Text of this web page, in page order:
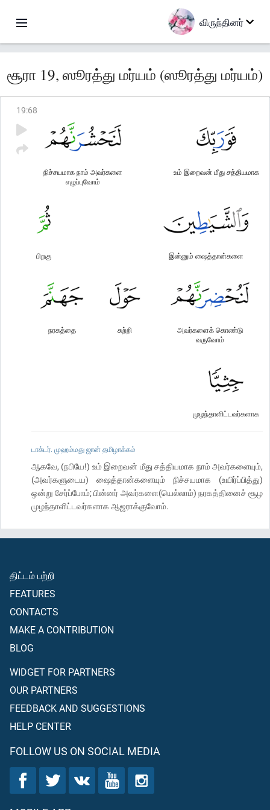
விருந்தினர்
சூரா 19, ஸூரத்து மர்யம் (ஸூரத்து மர்யம்)
19:68
உம் இறைவன் மீது சத்தியமாக
நிச்சயமாக நாம் அவர்களை
எழுப்புவோம்
இன்னும் ஷைத்தான்களை
பிறகு
அவர்களைக் கொண்டு
வருவோம்
சுற்றி
நரகத்தை
முழந்தாளிட்டவர்களாக
டாக்டர். முஹம்மது ஜான் தமிழாக்கம்
ஆகவே, (நபியே!) உம் இறைவன் மீது சத்தியமாக நாம் அவர்களையும்,
(அவர்களுடைய) ஷைத்தான்களையும் நிச்சயமாக (உயிர்ப்பித்து)
ஒன்று சேர்ப்போம்; பின்னர் அவர்களை(யெல்லாம்) நரகத்தினைச் சூழ
முழந்தாளிட்டவர்களாக ஆஜராக்குவோம்.
திட்டம் பற்றி
FEATURES
CONTACTS
MAKE A CONTRIBUTION
BLOG
WIDGET FOR PARTNERS
OUR PARTNERS
FEEDBACK AND SUGGESTIONS
HELP CENTER
FOLLOW US ON SOCIAL MEDIA